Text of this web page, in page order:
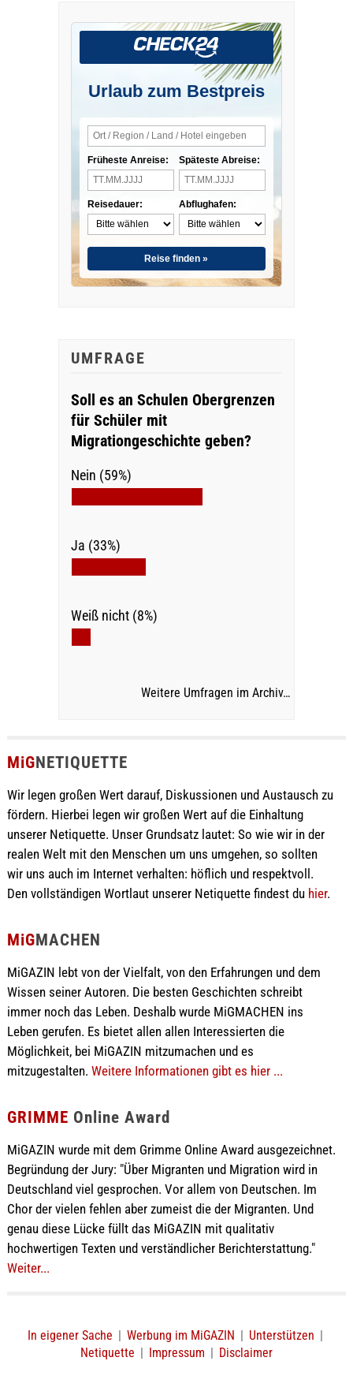
Urlaub zum Bestpreis
Früheste Anreise:
Reisedauer:
Späteste Abreise:
Abflughafen:
Reise finden »
UMFRAGE
Soll es an Schulen Obergrenzen
für Schüler mit
Migrationgeschichte geben?
Nein (59%)
Ja (33%)
Weiß nicht (8%)
Weitere Umfragen im Archiv…
MiGNETIQUETTE
Wir legen großen Wert darauf, Diskussionen und Austausch zu
fördern. Hierbei legen wir großen Wert auf die Einhaltung
unserer Netiquette. Unser Grundsatz lautet: So wie wir in der
realen Welt mit den Menschen um uns umgehen, so sollten
wir uns auch im Internet verhalten: höflich und respektvoll.
Den vollständigen Wortlaut unserer Netiquette findest du hier.
MiGMACHEN
MiGAZIN lebt von der Vielfalt, von den Erfahrungen und dem
Wissen seiner Autoren. Die besten Geschichten schreibt
immer noch das Leben. Deshalb wurde MiGMACHEN ins
Leben gerufen. Es bietet allen allen Interessierten die
Möglichkeit, bei MiGAZIN mitzumachen und es
mitzugestalten. Weitere Informationen gibt es hier ...
GRIMME Online Award
MiGAZIN wurde mit dem Grimme Online Award ausgezeichnet.
Begründung der Jury: "Über Migranten und Migration wird in
Deutschland viel gesprochen. Vor allem von Deutschen. Im
Chor der vielen fehlen aber zumeist die der Migranten. Und
genau diese Lücke füllt das MiGAZIN mit qualitativ
hochwertigen Texten und verständlicher Berichterstattung."
Weiter...
In eigener Sache | Werbung im MiGAZIN | Unterstützen |
Netiquette | Impressum | Disclaimer